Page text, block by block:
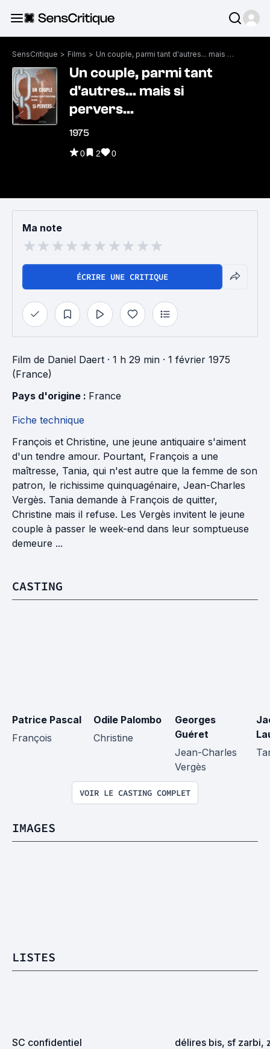
SensCritique > Films > Un couple, parmi tant d'autres... mais si pervers...
Un couple, parmi tant
d'autres... mais si
pervers...
1975
0 2 0
Ma note
ÉCRIRE UNE CRITIQUE
Film de Daniel Daert · 1 h 29 min · 1 février 1975
(France)
Pays d'origine : France
Fiche technique
François et Christine, une jeune antiquaire s'aiment
d'un tendre amour. Pourtant, François a une
maîtresse, Tania, qui n'est autre que la femme de son
patron, le richissime quinquagénaire, Jean-Charles
Vergès. Tania demande à François de quitter,
Christine mais il refuse. Les Vergès invitent le jeune
couple à passer le week-end dans leur somptueuse
demeure ...
CASTING
Patrice Pascal
François
Odile Palombo
Christine
Georges
Guéret
Jean-Charles
Vergès
VOIR LE CASTING COMPLET
IMAGES
LISTES
SC confidentiel
délires bis, sf zarbi,